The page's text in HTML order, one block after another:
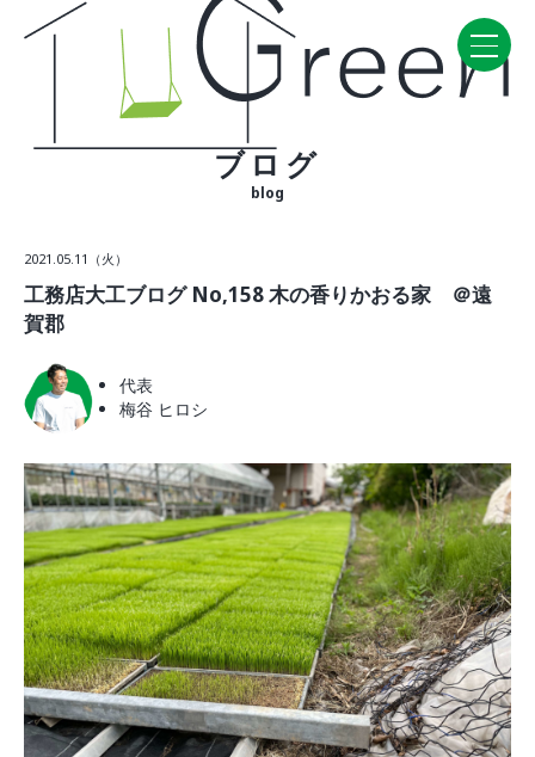
CONCEPT・BUILD
コンセプト
ラインナップ
WORK
VISIT
モデルルーム
イベント
ABOUT
会社概要
採用情報
スタッフ紹介
ブログ
ブログ
ブログ
blog
2021.05.11（火）
工務店大工ブログ No,158 木の香りかおる家 ＠遠
賀郡
代表
梅谷 ヒロシ